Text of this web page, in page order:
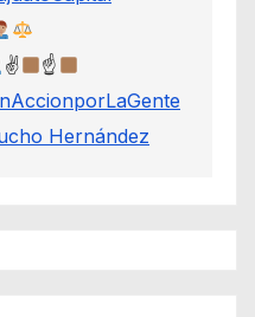
✌
☝
Hernández